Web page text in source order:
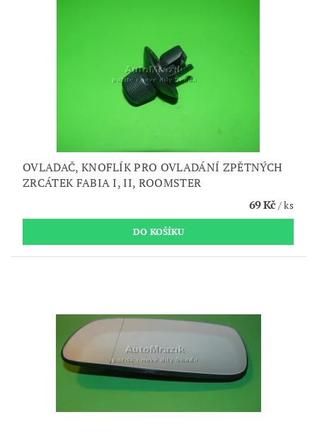
OVLADAČ, KNOFLÍK PRO OVLADÁNÍ ZPĚTNÝCH
ZRCÁTEK FABIA I, II, ROOMSTER
69 Kč/ ks